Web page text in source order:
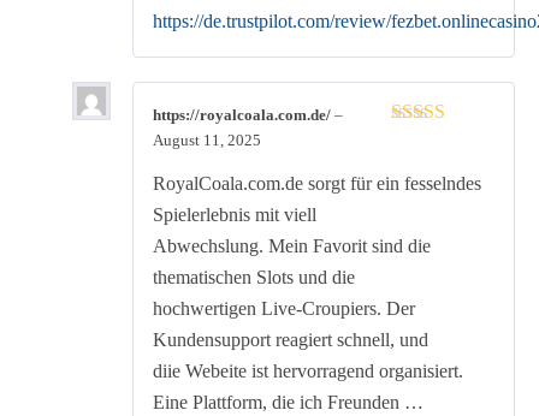
https://de.trustpilot.com/review/
https://royalcoala.com.de/ –
August 11, 2025
RoyalCoala.com.de sorgt für ein fesselndes
Spielerlebnis mit viell
Abwechslung. Mein Favorit sind die
thematischen Slots und die
hochwertigen Live-Croupiers. Der
Kundensupport reagiert schnell, und
diie Webeite ist hervorragend organisiert.
Eine Plattform, die ich Freunden …